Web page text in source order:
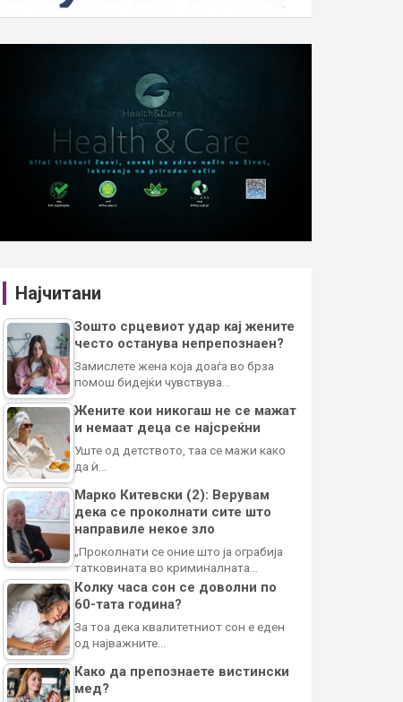
Најчитани
Зошто срцевиот удар кај жените
често останува непрепознаен?
Замислете жена која доаѓа во брза
помош бидејќи чувствува…
Жените кои никогаш не се мажат
и немаат деца се најсреќни
Уште од детството, таа се мажи како
да ѝ…
Марко Китевски (2): Верувам
дека се проколнати сите што
направиле некое зло
„Проколнати се оние што ја ограбија
татковината во криминалната…
Колку часа сон се доволни по
60-тата година?
За тоа дека квалитетниот сон е еден
од најважните…
Како да препознаете вистински
мед?